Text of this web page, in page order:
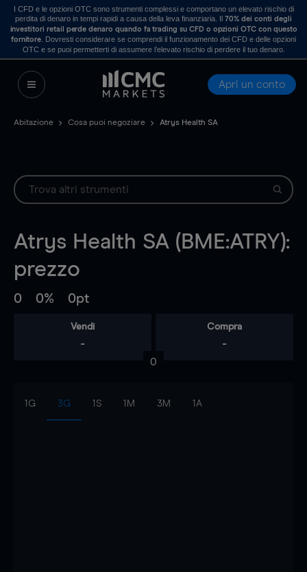
I CFD e le opzioni OTC sono strumenti complessi e comportano un elevato rischio di
perdita di denaro in tempi rapidi a causa della leva finanziaria. Il70% dei conti degli
investitori retail perde denaro quando fa trading su CFD o opzioni OTC con questo
fornitore . Dovresti considerare se comprendi il funzionamento dei CFD e delle opzioni
OTC e se puoi permetterti di assumere l’elevato rischio di perdere il tuo denaro.
Apri un conto
Abitazione Cosa puoi negoziare Atrys Health SA
Atrys Health SA (BME:ATRY):
prezzo
0 0% 0pt
Vendi
-
Compra
-
0
1G 3G 1S 1M 3M 1A